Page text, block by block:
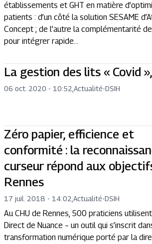
établissements et GHT en matière
patients : d’un côté la solution SESAME
Concept ; de l’autre la complémentarité
pour intégrer rapide...
La gestion des lits « Covid
06 oct. 2020 - 10:52 Actualité-DSIH
Zéro papier, efficience et
conformité : la
curseur répond aux
Rennes
17 juil. 2018 - 14:02 Actualité-DSIH
Au CHU de Rennes, 500 praticiens
Direct de Nuance – un outil qui s’inscrit
transformation numérique porté par la